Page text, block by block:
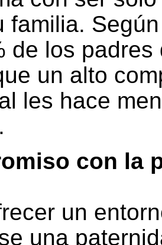
familia.
de los
un alto
les hace
con la
un
una